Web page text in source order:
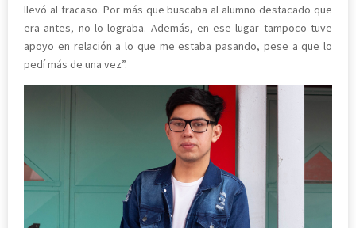
llevó al fracaso. Por más que buscaba al alumno destacado que
era antes, no lo lograba. Además, en ese lugar tampoco tuve
apoyo en relación a lo que me estaba pasando, pese a que lo
pedí más de una vez”.